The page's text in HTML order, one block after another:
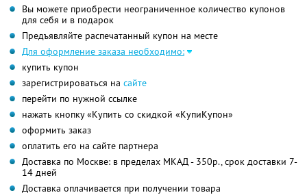
Вы можете приобрести неограниченное количество купонов
для себя и в подарок
Предъявляйте распечатанный купон на месте
Для оформление заказа необходимо:
купить купон
зарегистрироваться на сайте
перейти по нужной ссылке
нажать кнопку «Купить со скидкой «КупиКупон»
оформить заказ
оплатить его на сайте партнера
Доставка по Москве: в пределах МКАД - 350р., срок доставки 7-
14 дней
Доставка оплачивается при получении товара